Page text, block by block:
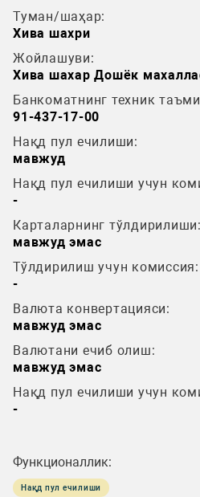
Туман/шаҳар:
Хива шахри
Жойлашуви:
Хива шахар Дошёк
Банкоматнинг техник
91-437-17-00
Нақд пул ечилиши:
мавжуд
Нақд пул ечилиши учун
-
Карталарнинг тўлдирилиши:
мавжуд эмас
Тўлдирилиш учун комиссия:
-
Валюта конвертацияси:
мавжуд эмас
Валютани ечиб олиш:
мавжуд эмас
Нақд пул ечилиши учун
-
Функционаллик:
Нақд пул ечилиши